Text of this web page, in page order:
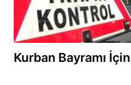
Kurban Bayramı